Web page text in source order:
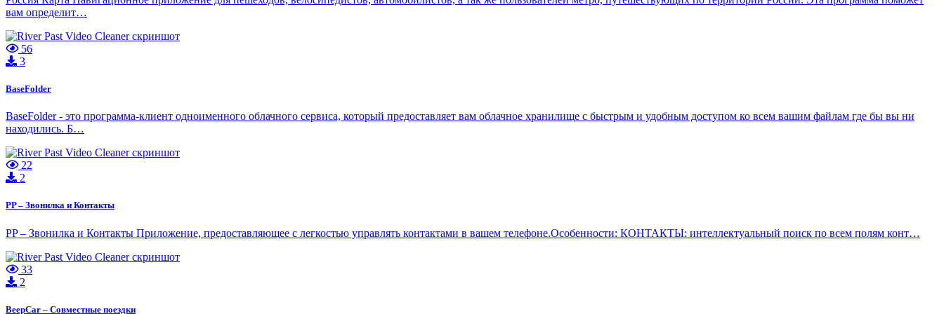
вам определит…
56
3
BaseFolder
BaseFolder - это программа-клиент одноименного облачного сервиса, который предоставляет вам облачное хранилище с быстрым и удобным доступом ко всем вашим файлам где бы вы ни
находились. Б…
22
2
PP – Звонилка и Контакты
PP – Звонилка и Контакты Приложение, предоставляющее с легкостью управлять контактами в вашем телефоне.Особенности: КОНТАКТЫ: интеллектуальный поиск по всем полям конт…
33
2
BeepCar – Совместные поездки